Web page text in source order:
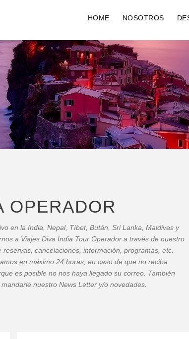
HOME NOSOTROS
–
OPERADOR
en la India, Nepal, Tíbet, Bután, Sri Lanka, Maldivas y
a Viajes Diva India Tour Operador a través de nuestro
cancelaciones, información, programas, etc.
en máximo 24 horas, en caso de que no reciba
es posible no nos haya llegado su correo. También
nuestro News Letter y/o novedades.